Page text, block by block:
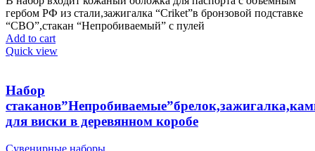
гербом РФ из стали,зажигалка “Criket”в бронзовой подставке
“СВО”,стакан “Непробиваемый” с пулей
Add to cart
Quick view
Набор
для виски в деревянном коробе
Сувенирные наборы